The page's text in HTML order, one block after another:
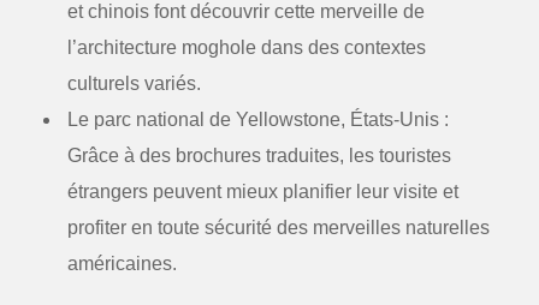
et chinois font découvrir cette merveille de
l’architecture moghole dans des contextes
culturels variés.
Le parc national de Yellowstone, États-Unis :
Grâce à des brochures traduites, les touristes
étrangers peuvent mieux planifier leur visite et
profiter en toute sécurité des merveilles naturelles
américaines.